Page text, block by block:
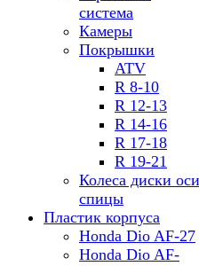
система
Камеры
Покрышки
ATV
R 8-10
R 12-13
R 14-16
R 17-18
R 19-21
Колеса диски оси
спицы
Пластик корпуса
Honda Dio AF-27
Honda Dio AF-